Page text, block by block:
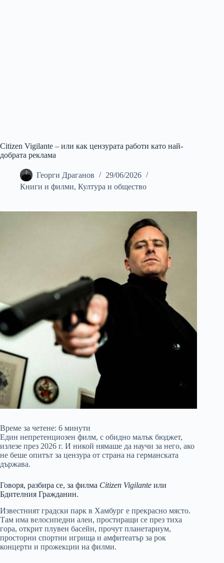
Citizen Vigilante – или как цензурата работи като най-
добрата реклама
Георги Драганов
29/06/2026
Книги и филми, Култура и общество
Време за четене: 6 минути
Един непретенциозен филм, с обидно малък бюджет,
излезе през 2026 г. И никой нямаше да научи за него, ако
не беше опитът за цензура от страна на германската
държава.
Говоря, разбира се, за филма Citizen Vigilante или
Бдителния Гражданин.
Известният градски парк в Хамбург е прекрасно място.
Там има велосипедни алеи, простиращи се през тиха
гора, открит плувен басейн, прочут планетариум,
просторни спортни игрища и амфитеатър за рок
концерти и прожекции на филми.